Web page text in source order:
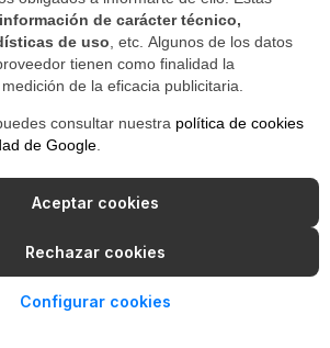
información de carácter técnico,
de uso , etc. Algunos de los datos
tienen como finalidad la
de la eficacia publicitaria.
consultar nuestra política de cookies
de Google
Aceptar cookies
Rechazar cookies
Configurar cookies